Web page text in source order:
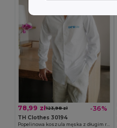
78,99 zł123,98 zł -36%
TH Clothes 30194
Popelinowa koszula męska z długim rękawem. Kolor biały